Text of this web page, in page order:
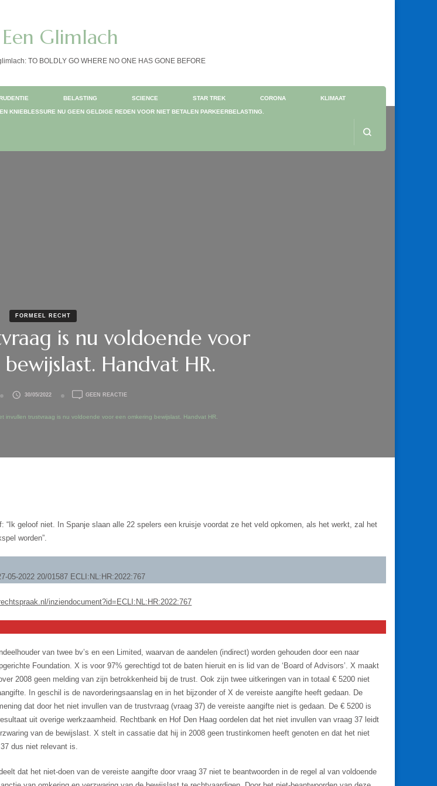
Glimlach
TO BOLDLY GO WHERE NO ONE HAS GONE BEFORE
BELASTING SCIENCE STAR TREK CORONA KLIMAAT
KNIEBLESSURE NU GEEN GELDIGE REDEN VOOR NIET BETALEN PARKEERBELASTING.
FORMEEL RECHT
is nu voldoende voor
Handvat HR.
30/05/2022 GEEN REACTIEOP
TRUSTVRAAG
invullen trustvraag is nu voldoende voor een omkering bewijslast. Handvat HR.
“Ik geloof niet. In Spanje slaan alle 22 spelers een kruisje voordat ze het veld opkomen, als het werkt, zal het
worden”.
05-2022 20/01587 ECLI:NL:HR:2022:767
inziendocument?id=ECLI:NL:HR:2022:767
van twee bv’s en een Limited, waarvan de aandelen (indirect) worden gehouden door een naar
Foundation. X is voor 97% gerechtigd tot de baten hieruit en is lid van de ‘Board of Advisors’. X maakt
2008 geen melding van zijn betrokkenheid bij de trust. Ook zijn twee uitkeringen van in totaal € 5200 niet
In geschil is de navorderingsaanslag en in het bijzonder of X de vereiste aangifte heeft gedaan. De
dat door het niet invullen van de trustvraag (vraag 37) de vereiste aangifte niet is gedaan. De € 5200 is
uit overige werkzaamheid. Rechtbank en Hof Den Haag oordelen dat het niet invullen van vraag 37 leidt
van de bewijslast. X stelt in cassatie dat hij in 2008 geen trustinkomen heeft genoten en dat het niet
dus niet relevant is.
dat het niet-doen van de vereiste aangifte door vraag 37 niet te beantwoorden in de regel al van voldoende